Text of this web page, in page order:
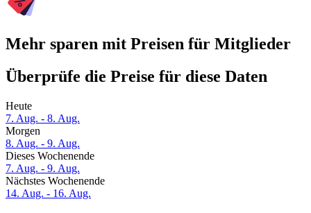
Mehr sparen mit Preisen für Mitglieder
Überprüfe die Preise für diese Daten
Heute
7. Aug. - 8. Aug.
Morgen
8. Aug. - 9. Aug.
Dieses Wochenende
7. Aug. - 9. Aug.
Nächstes Wochenende
14. Aug. - 16. Aug.